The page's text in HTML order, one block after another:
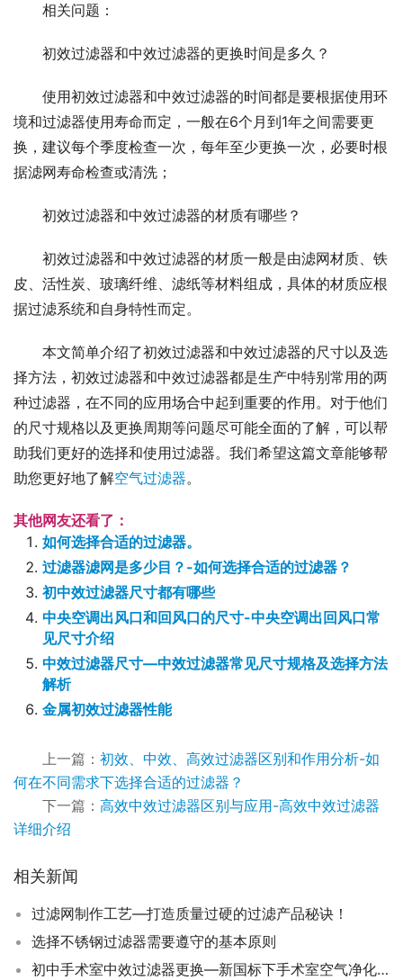
相关问题：
初效过滤器和中效过滤器的更换时间是多久？
使用初效过滤器和中效过滤器的时间都是要根据使用环
境和过滤器使用寿命而定，一般在6个月到1年之间需要更
换，建议每个季度检查一次，每年至少更换一次，必要时根
据滤网寿命检查或清洗；
初效过滤器和中效过滤器的材质有哪些？
初效过滤器和中效过滤器的材质一般是由滤网材质、铁
皮、活性炭、玻璃纤维、滤纸等材料组成，具体的材质应根
据过滤系统和自身特性而定。
本文简单介绍了初效过滤器和中效过滤器的尺寸以及选
择方法，初效过滤器和中效过滤器都是生产中特别常用的两
种过滤器，在不同的应用场合中起到重要的作用。对于他们
的尺寸规格以及更换周期等问题尽可能全面的了解，可以帮
助我们更好的选择和使用过滤器。我们希望这篇文章能够帮
助您更好地了解空气过滤器。
其他网友还看了：
如何选择合适的过滤器。
过滤器滤网是多少目？-如何选择合适的过滤器？
初中效过滤器尺寸都有哪些
中央空调出风口和回风口的尺寸-中央空调出回风口常
见尺寸介绍
中效过滤器尺寸—中效过滤器常见尺寸规格及选择方法
解析
金属初效过滤器性能
上一篇： 初效、中效、高效过滤器区别和作用分析-如
何在不同需求下选择合适的过滤器？
下一篇： 高效中效过滤器区别与应用-高效中效过滤器
详细介绍
相关新闻
过滤网制作工艺—打造质量过硬的过滤产品秘诀！
选择不锈钢过滤器需要遵守的基本原则
初中手术室中效过滤器更换—新国标下手术室空气净化新规范